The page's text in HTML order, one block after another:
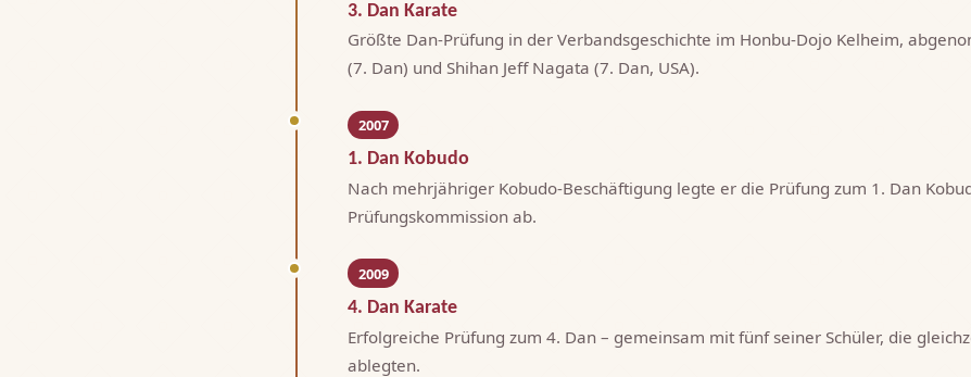
3. Dan Karate
Größte Dan-Prüfung in der Verbandsgeschichte im Honbu-Dojo Kelheim,
(7. Dan) und Shihan Jeff Nagata (7. Dan, USA).
2007
1. Dan Kobudo
Nach mehrjähriger Kobudo-Beschäftigung legte er die Prüfung zum 1. Dan
Prüfungskommission ab.
2009
4. Dan Karate
Erfolgreiche Prüfung zum 4. Dan – gemeinsam mit fünf seiner Schüler, die
ablegten.